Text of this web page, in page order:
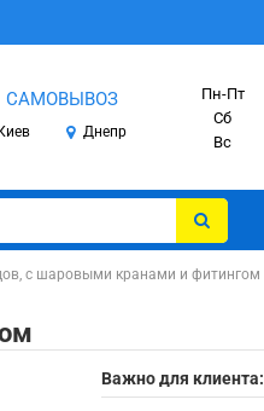
САМОВЫВОЗ
Киев Днепр
Пн-Пт
Сб
Вс
с шаровыми кранами и фитингом
Важно для клиента: